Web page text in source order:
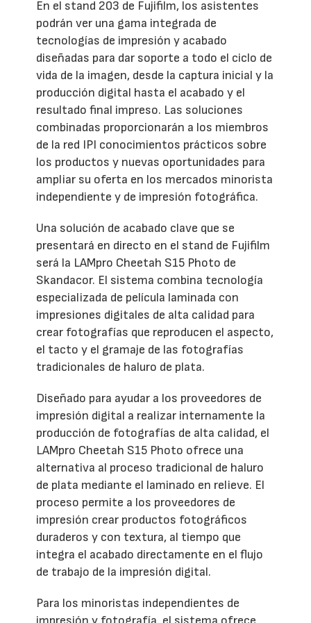
En el stand 203 de Fujifilm, los asistentes
podrán ver una gama integrada de
tecnologías de impresión y acabado
diseñadas para dar soporte a todo el ciclo de
vida de la imagen, desde la captura inicial y la
producción digital hasta el acabado y el
resultado final impreso. Las soluciones
combinadas proporcionarán a los miembros
de la red IPI conocimientos prácticos sobre
los productos y nuevas oportunidades para
ampliar su oferta en los mercados minorista
independiente y de impresión fotográfica.
Una solución de acabado clave que se
presentará en directo en el stand de Fujifilm
será la LAMpro Cheetah S15 Photo de
Skandacor. El sistema combina tecnología
especializada de película laminada con
impresiones digitales de alta calidad para
crear fotografías que reproducen el aspecto,
el tacto y el gramaje de las fotografías
tradicionales de haluro de plata.
Diseñado para ayudar a los proveedores de
impresión digital a realizar internamente la
producción de fotografías de alta calidad, el
LAMpro Cheetah S15 Photo ofrece una
alternativa al proceso tradicional de haluro
de plata mediante el laminado en relieve. El
proceso permite a los proveedores de
impresión crear productos fotográficos
duraderos y con textura, al tiempo que
integra el acabado directamente en el flujo
de trabajo de la impresión digital.
Para los minoristas independientes de